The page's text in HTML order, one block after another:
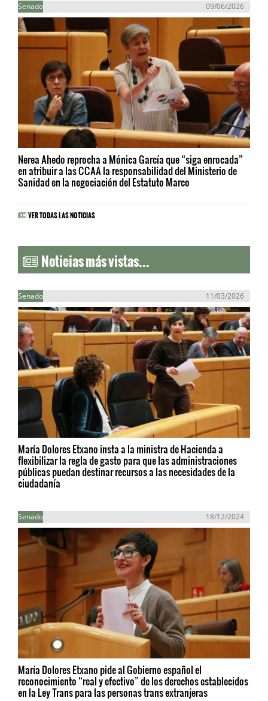
Senado 09/06/2026
Nerea Ahedo reprocha a Mónica García que “siga enrocada”
en atribuir a las CCAA la responsabilidad del Ministerio de
Sanidad en la negociación del Estatuto Marco
VER TODAS LAS NOTICIAS
Noticias más vistas...
Senado 11/03/2026
María Dolores Etxano insta a la ministra de Hacienda a
flexibilizar la regla de gasto para que las administraciones
públicas puedan destinar recursos a las necesidades de la
ciudadanía
Senado 18/12/2024
María Dolores Etxano pide al Gobierno español el
reconocimiento “real y efectivo” de los derechos establecidos
en la Ley Trans para las personas trans extranjeras